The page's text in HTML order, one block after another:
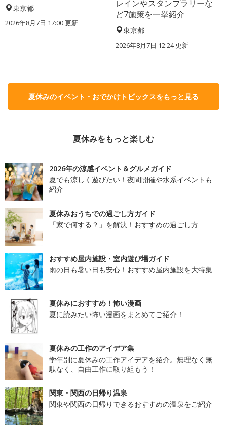
東京都
2026年8月7日 17:00更新
レインやスタンプラリーな
ど7施策を一挙紹介
東京都
2026年8月7日 12:24更新
夏休みのイベント・おでかけトピックスをもっと見る
夏休みをもっと楽しむ
2026年の涼感イベント＆グルメガイド
夏でも涼しく遊びたい！夜間開催や水系イベントも
紹介
夏休みおうちでの過ごし方ガイド
「家で何する？」を解決！おすすめの過ごし方
おすすめ屋内施設・室内遊び場ガイド
雨の日も暑い日も安心！おすすめ屋内施設を大特集
夏休みにおすすめ！怖い漫画
夏に読みたい怖い漫画をまとめてご紹介！
夏休みの工作のアイデア集
学年別に夏休みの工作アイデアを紹介。無理なく無
駄なく、自由工作に取り組もう！
関東・関西の日帰り温泉
関東や関西の日帰りできるおすすめの温泉をご紹介